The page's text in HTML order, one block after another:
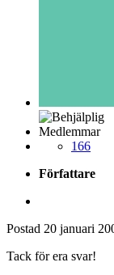
Medlemmar
166
Författare
Postad 20 januari
Tack för era svar!